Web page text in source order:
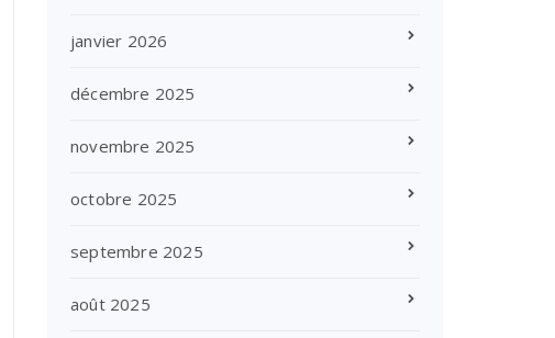
janvier 2026
décembre 2025
novembre 2025
octobre 2025
septembre 2025
août 2025